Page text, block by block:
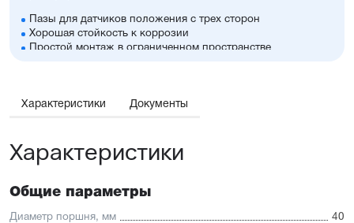
Пазы для датчиков положения с трех сторон
Хорошая стойкость к коррозии
Простой монтаж в ограниченном пространстве
Взаимозаменяемость с подобными цилиндрами других
направляющая изготовлены из высококачественной
нержавеющей стали, устойчивой к коррозии. Для
Характеристики Документы
Характеристики
Общие параметры
Диаметр поршня, мм 40